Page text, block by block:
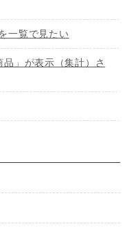
一覧で見たい
」が表示（集計）さ